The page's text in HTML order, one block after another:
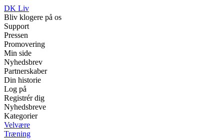
DK Liv
Bliv klogere på os
Support
Pressen
Promovering
Min side
Nyhedsbrev
Partnerskaber
Din historie
Log på
Registrér dig
Nyhedsbreve
Kategorier
Velvære
Træning